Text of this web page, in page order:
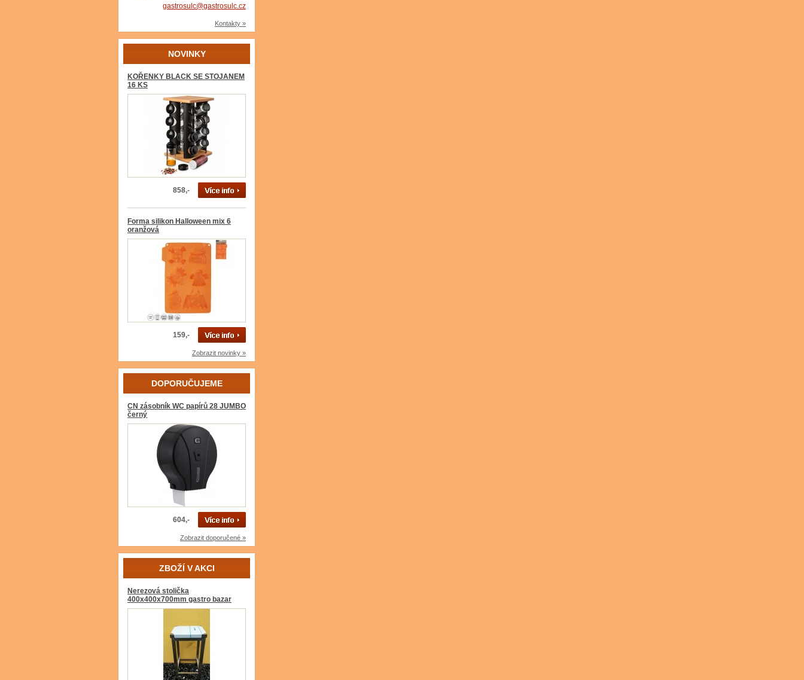
gastrosulc@gastrosulc.cz
Kontakty »
NOVINKY
KOŘENKY BLACK SE STOJANEM
16 KS
858,-
Forma silikon Halloween mix 6
oranžová
159,-
Zobrazit novinky »
DOPORUČUJEME
CN zásobník WC papírů 28 JUMBO
černý
604,-
Zobrazit doporučené »
ZBOŽÍ V AKCI
Nerezová stolička
400x400x700mm gastro bazar